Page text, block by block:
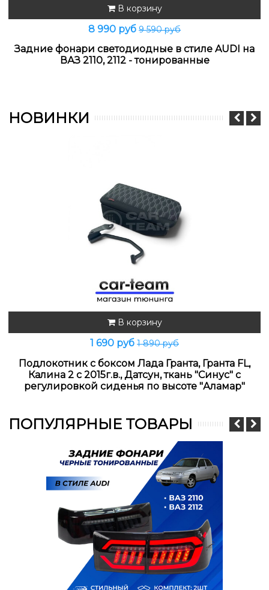
В корзину
8 990 руб 9 590 руб
Задние фонари светодиодные в стиле AUDI на
ВАЗ 2110, 2112 - тонированные
НОВИНКИ
В корзину
1 690 руб 1 890 руб
Подлокотник с боксом Лада Гранта, Гранта FL,
Калина 2 с 2015г.в., Датсун, ткань "Синус" с
регулировкой сиденья по высоте "Аламар"
ПОПУЛЯРНЫЕ ТОВАРЫ